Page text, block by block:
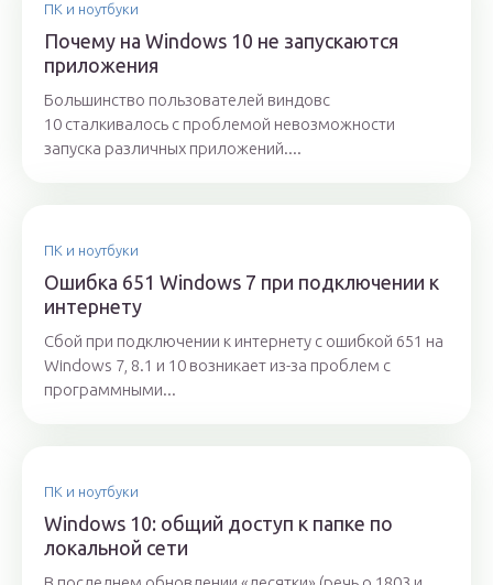
ПК и ноутбуки
Почему на Windows 10 не запускаются
приложения
Большинство пользователей виндовс
10 сталкивалось с проблемой невозможности
запуска различных приложений....
ПК и ноутбуки
Ошибка 651 Windows 7 при подключении к
интернету
Сбой при подключении к интернету с ошибкой 651 на
Windows 7, 8.1 и 10 возникает из-за проблем с
программными...
ПК и ноутбуки
Windows 10: общий доступ к папке по
локальной сети